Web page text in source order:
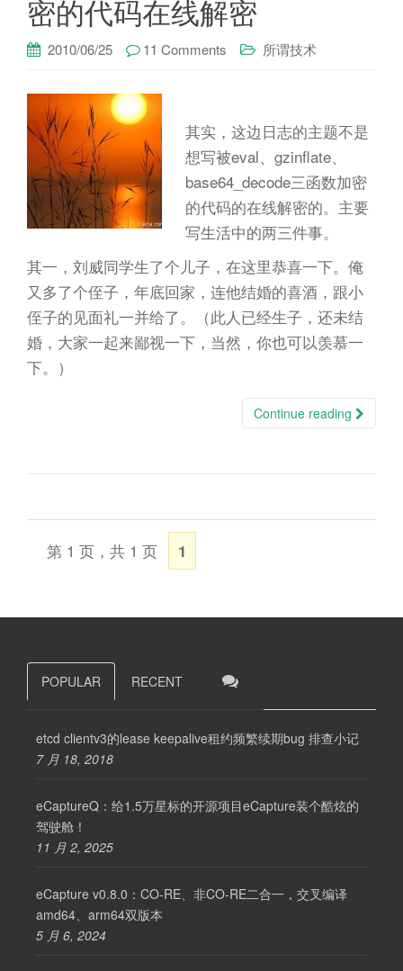
密的代码在线解密
2010/06/25 11 Comments 所谓技术
其实，这边日志的主题不是
想写被eval、gzinflate、
base64_decode三函数加密
的代码的在线解密的。主要
写生活中的两三件事。
其一，刘威同学生了个儿子，在这里恭喜一下。俺
又多了个侄子，年底回家，连他结婚的喜酒，跟小
侄子的见面礼一并给了。（此人已经生子，还未结
婚，大家一起来鄙视一下，当然，你也可以羡慕一
下。）
Continue reading
第 1 页，共 1 页 1
POPULAR RECENT
etcd clientv3的lease keepalive租约频繁续期bug 排查小记
7 月 18, 2018
eCaptureQ：给1.5万星标的开源项目eCapture装个酷炫的
驾驶舱！
11 月 2, 2025
eCapture v0.8.0：CO-RE、非CO-RE二合一，交叉编译
amd64、arm64双版本
5 月 6, 2024